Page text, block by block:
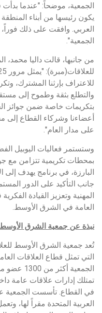
الجمعية، موضحاً: "عندما بدأت
يكون رئيسها من أبناء المنطقة
العربي. وافقت على ذلك
الجمعية".
من جانبها، قالت داليا محمد،
للاعتراف بإرثنا المشترك،
والتطلع بثقة وطموح إلى
بتكريمات خاصة ضمن جوائز
أعضاءنا وشركاء القطاع إلى
على مدار العام".
بمحطات تكريمية تتزامن مع
البارزة، في برنامج يهدف إلى
جانب التأكيد على الدور
المهنية وتعزيز القيادة
العامة في الشرق الأوسط.
نبذة عن جمعية الشرق الأوسط
تُعد جمعية الشرق الأوسط
التي تمثل قطاع العلاقات
الجمعية
تمتلك إدارات علاقات عامة
العربية المتحدة مقراً لها،